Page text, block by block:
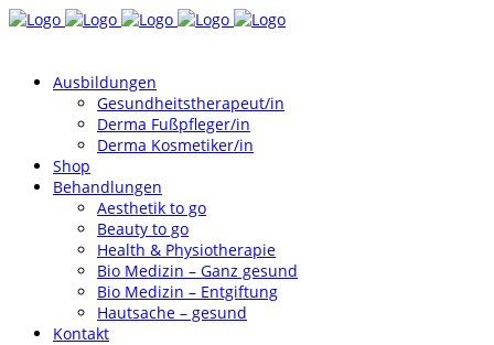
Ausbildungen
Gesundheitstherapeut/in
Derma Fußpfleger/in
Derma Kosmetiker/in
Shop
Behandlungen
Aesthetik to go
Beauty to go
Health & Physiotherapie
Bio Medizin – Ganz gesund
Bio Medizin – Entgiftung
Hautsache – gesund
Kontakt